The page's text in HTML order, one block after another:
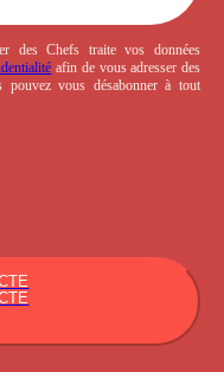
des Chefs traite vos données
afin de vous adresser des
pouvez vous désabonner à tout